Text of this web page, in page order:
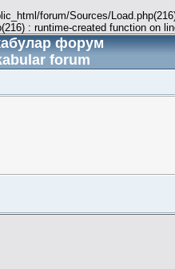
forum/Sources/
: runtime-created function on
форум
forum